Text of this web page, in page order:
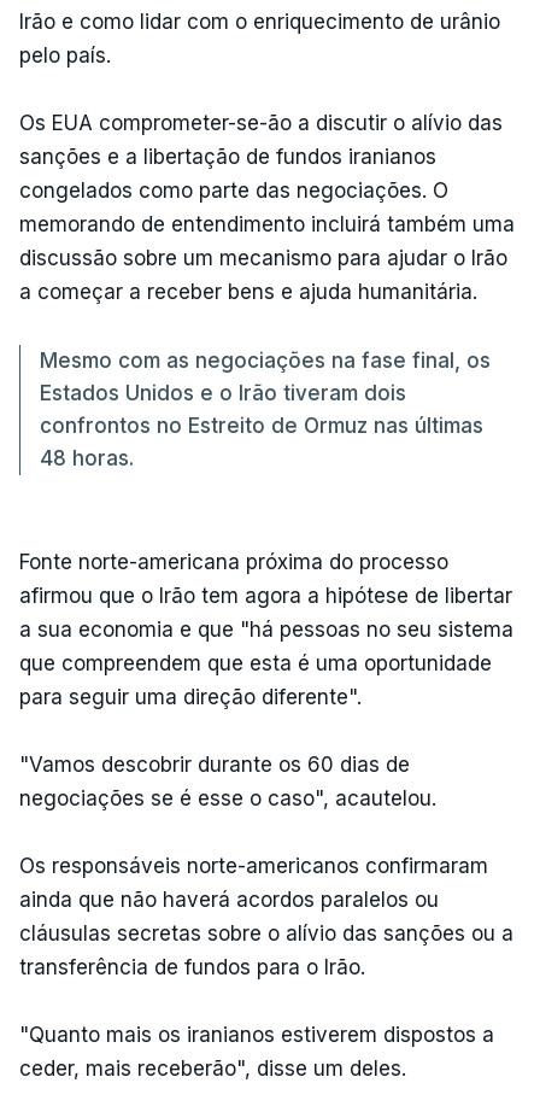
Irão e como lidar com o enriquecimento de urânio
pelo país.
Os EUA comprometer-se-ão a discutir o alívio das
sanções e a libertação de fundos iranianos
congelados como parte das negociações. O
memorando de entendimento incluirá também uma
discussão sobre um mecanismo para ajudar o Irão
a começar a receber bens e ajuda humanitária.
Mesmo com as negociações na fase final, os
Estados Unidos e o Irão tiveram dois
confrontos no Estreito de Ormuz nas últimas
48 horas.
Fonte norte-americana próxima do processo
afirmou que o Irão tem agora a hipótese de libertar
a sua economia e que "há pessoas no seu sistema
que compreendem que esta é uma oportunidade
para seguir uma direção diferente".
"Vamos descobrir durante os 60 dias de
negociações se é esse o caso", acautelou.
Os responsáveis ​​norte-americanos confirmaram
ainda que não haverá acordos paralelos ou
cláusulas secretas sobre o alívio das sanções ou a
transferência de fundos para o Irão.
"Quanto mais os iranianos estiverem dispostos a
ceder, mais receberão", disse um deles.